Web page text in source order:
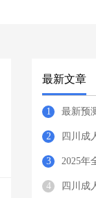
最新文章
1 最新预
2 四川成
3 2025年
4 四川成